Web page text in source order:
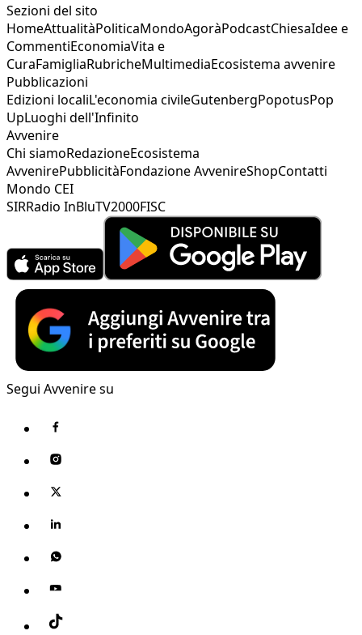
Sezioni del sito
HomeAttualitàPoliticaMondoAgoràPodcastChiesaIdee e
CommentiEconomiaVita e
CuraFamigliaRubricheMultimediaEcosistema avvenire
Pubblicazioni
Edizioni localiL'economia civileGutenbergPopotusPop
UpLuoghi dell'Infinito
Avvenire
Chi siamoRedazioneEcosistema
AvvenirePubblicitàFondazione AvvenireShopContatti
Mondo CEI
SIRRadio InBluTV2000FISC
Segui Avvenire su